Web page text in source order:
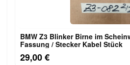
BMW Z3 Blinker Birne im Scheinwerfer mit Lampen
Fassung / Stecker Kabel Stück
29,00 €